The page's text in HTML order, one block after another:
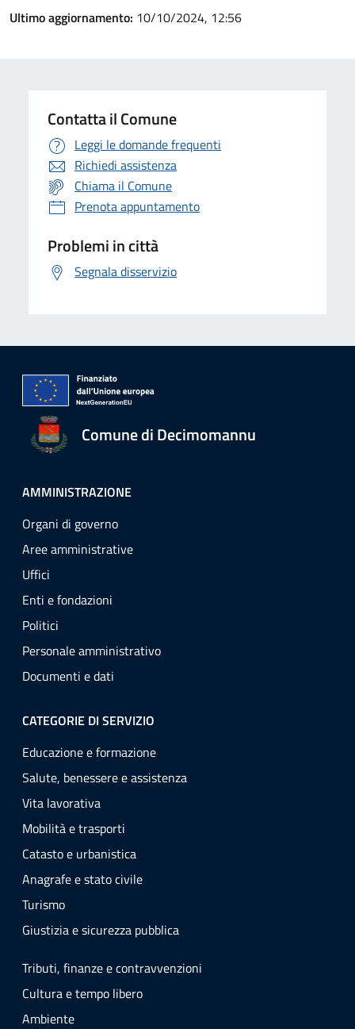
Ultimo aggiornamento: 10/10/2024, 12:56
Contatta il Comune
Leggi le domande frequenti
Richiedi assistenza
Chiama il Comune
Prenota appuntamento
Problemi in città
Segnala disservizio
Comune di Decimomannu
AMMINISTRAZIONE
Organi di governo
Aree amministrative
Uffici
Enti e fondazioni
Politici
Personale amministrativo
Documenti e dati
CATEGORIE DI SERVIZIO
Educazione e formazione
Salute, benessere e assistenza
Vita lavorativa
Mobilità e trasporti
Catasto e urbanistica
Anagrafe e stato civile
Turismo
Giustizia e sicurezza pubblica
Tributi, finanze e contravvenzioni
Cultura e tempo libero
Ambiente